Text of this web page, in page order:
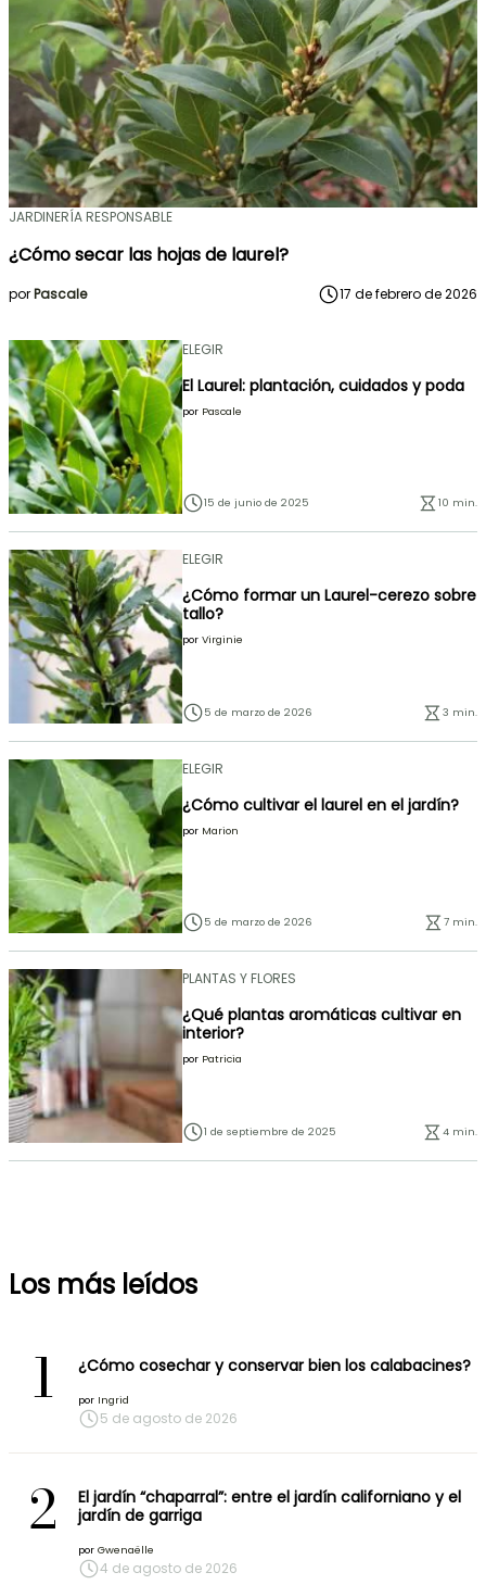
JARDINERÍA RESPONSABLE
¿Cómo secar las hojas de laurel?
porPascale 17 de febrero de 2026
ELEGIR
El Laurel: plantación, cuidados y poda
por Pascale
15 de junio de 2025 10 min.
ELEGIR
¿Cómo formar un Laurel-cerezo sobre
tallo?
por Virginie
5 de marzo de 2026 3 min.
ELEGIR
¿Cómo cultivar el laurel en el jardín?
por Marion
5 de marzo de 2026 7 min.
PLANTAS Y FLORES
¿Qué plantas aromáticas cultivar en
interior?
por Patricia
1 de septiembre de 2025 4 min.
Los más leídos
1 ¿Cómo cosechar y conservar bien los calabacines?
por Ingrid
5 de agosto de 2026
2
El jardín “chaparral”: entre el jardín californiano y el
jardín de garriga
por Gwenaëlle
4 de agosto de 2026